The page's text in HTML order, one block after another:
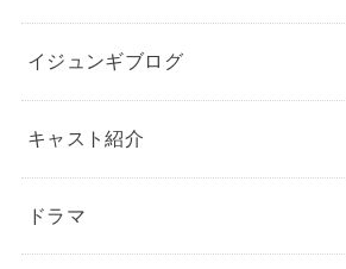
イジュンギブログ
キャスト紹介
ドラマ